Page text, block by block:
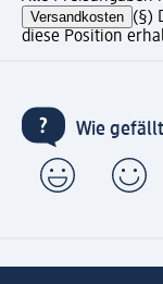
Versandkosten (§)
diese Position
Wie